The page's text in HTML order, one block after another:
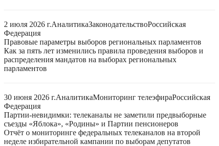
2 июля 2026 г.АналитикаЗаконодательствоРоссийская
Федерация
Правовые параметры выборов региональных парламентов
Как за пять лет изменились правила проведения выборов и
распределения мандатов на выборах региональных
парламентов
30 июня 2026 г.АналитикаМониторинг телеэфираРоссийская
Федерация
Партии-невидимки: телеканалы не заметили предвыборные
съезды «Яблока», «Родины» и Партии пенсионеров
Отчёт о мониторинге федеральных телеканалов на второй
неделе избирательной кампании по выборам депутатов